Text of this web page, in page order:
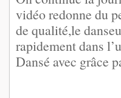
vidéo redonne du
de qualité,le
rapidement dans
Dansé avec grâce